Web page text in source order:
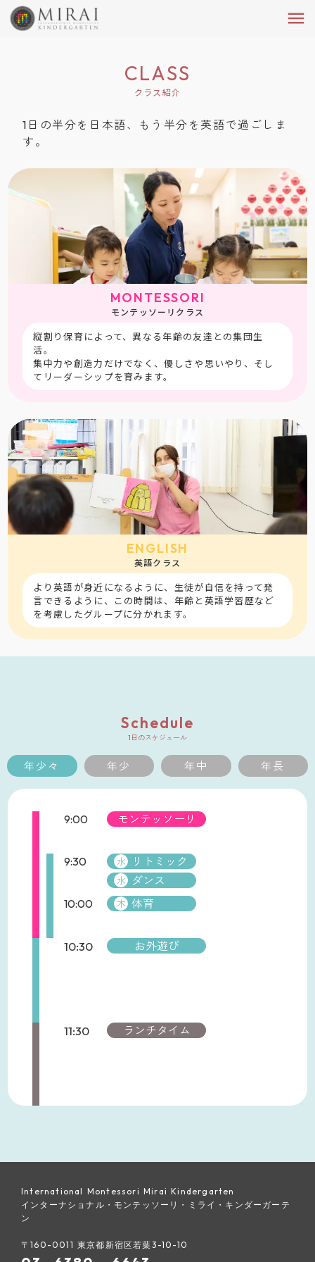
CLASS
クラス紹介
1日の半分を日本語、もう半分を英語で過ごしま
す。
MONTESSORI
モンテッソーリクラス
縦割り保育によって、異なる年齢の友達との集団生
活。
集中力や創造力だけでなく、優しさや思いやり、そし
てリーダーシップを育みます。
ENGLISH
英語クラス
より英語が身近になるように、生徒が自信を持って発
言できるように、この時間は、年齢と英語学習歴など
を考慮したグループに分かれます。
Schedule
1日のスケジュール
年少々 年少 年中 年長
9:00 モンテッソーリ
9:30 水 リトミック
水
ダンス
10:00
木 体育
10:30 お外遊び
11:30 ランチタイム
13:30 お昼寝タイム
14:00 英語
International Montessori Mirai Kindergarten
インターナショナル・モンテッソーリ・ミライ・キンダーガーテ
ン
〒160-0011 東京都新宿区若葉3-10-10
menu